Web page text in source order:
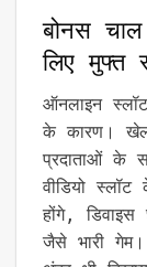
बोनस
लिए मुफ्त
ऑनलाइन
के कारण। खेल
प्रदाताओं के
वीडियो
होंगे,
जैसे भारी